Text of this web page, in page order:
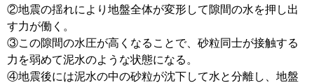
②地震の揺れにより地盤全体が変形して隙間の水を押し出
す力が働く。
③この隙間の水圧が高くなることで、砂粒同士が接触する
力を弱めて泥水のような状態になる。
④地震後には泥水の中の砂粒が沈下して水と分離し、地盤